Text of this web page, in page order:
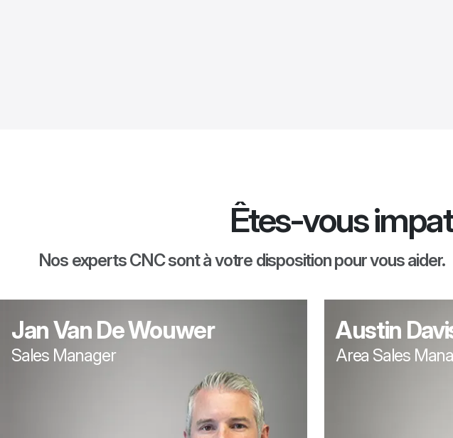
Êtes-vous
Nos experts CNC sont à votre disposition pour vous aider.
Jan Van De Wouwer
Sales Manager
Austin
Area Sales